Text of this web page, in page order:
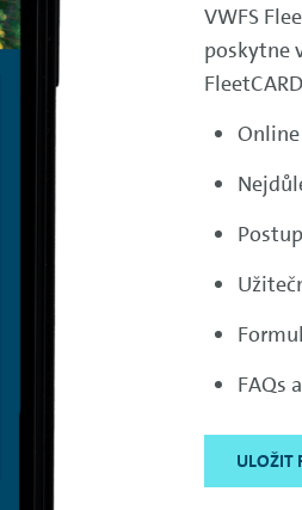
VWFS
poskytne
FAQs
ULOŽIT